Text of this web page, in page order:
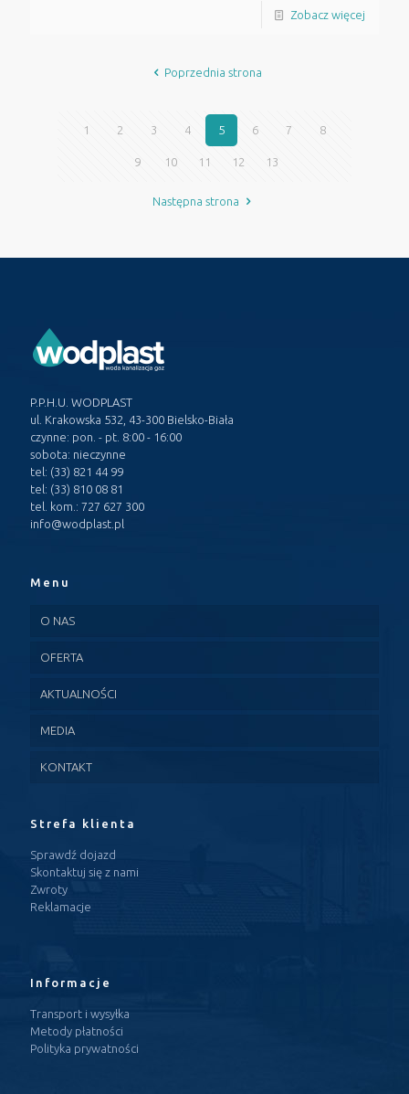
Zobacz więcej
Poprzednia strona
1 2 3 4 5 6 7 8
9 10 11 12 13
Następna strona
P.P.H.U. WODPLAST
ul. Krakowska 532, 43-300 Bielsko-Biała
czynne: pon. - pt. 8:00 - 16:00
sobota: nieczynne
tel: (33) 821 44 99
tel: (33) 810 08 81
tel. kom.: 727 627 300
info@wodplast.pl
Menu
O NAS
OFERTA
AKTUALNOŚCI
MEDIA
KONTAKT
Strefa klienta
Sprawdź dojazd
Skontaktuj się z nami
Zwroty
Reklamacje
Informacje
Transport i wysyłka
Metody płatności
Polityka prywatności